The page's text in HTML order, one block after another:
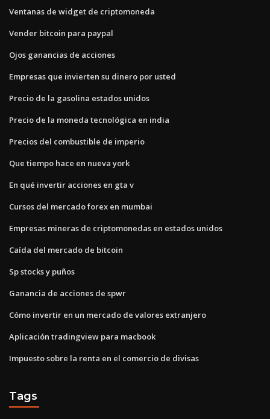
Ventanas de widget de criptomoneda
Vender bitcoin para paypal
Ojos ganancias de acciones
Empresas que invierten su dinero por usted
Precio de la gasolina estados unidos
Precio de la moneda tecnológica en india
Precios del combustible de imperio
Que tiempo hace en nueva york
En qué invertir acciones en gta v
Cursos del mercado forex en mumbai
Empresas mineras de criptomonedas en estados unidos
Caída del mercado de bitcoin
Sp stocks y puños
Ganancia de acciones de spwr
Cómo invertir en un mercado de valores extranjero
Aplicación tradingview para macbook
Impuesto sobre la renta en el comercio de divisas
Tags